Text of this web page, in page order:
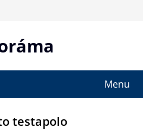
Menu
testapolo